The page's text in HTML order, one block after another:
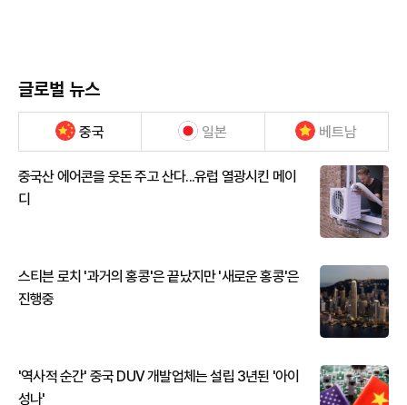
글로벌 뉴스
중국 일본 베트남
중국산 에어콘을 웃돈 주고 산다...유럽 열광시킨 메이
디
스티븐 로치 '과거의 홍콩'은 끝났지만 '새로운 홍콩'은
진행중
'역사적 순간' 중국 DUV 개발업체는 설립 3년된 '아이
성나'